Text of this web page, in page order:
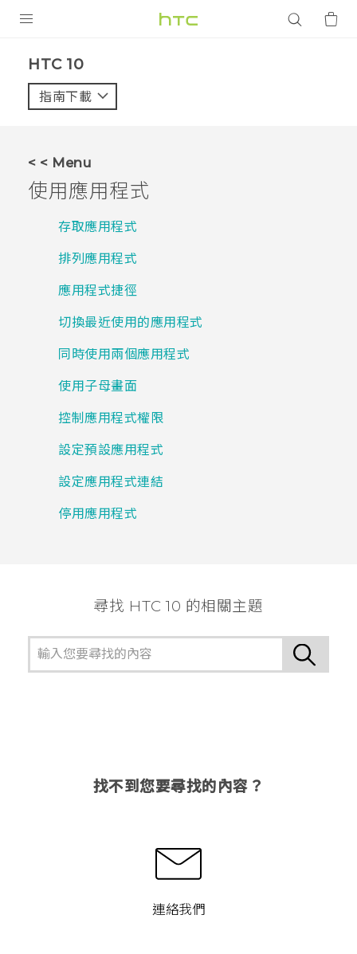
VIVE
應用程式
支援服務
HTC 10‎
指南下載
< < Menu
使用應用程式
存取應用程式
排列應用程式
應用程式捷徑
切換最近使用的應用程式
同時使用兩個應用程式
使用子母畫面
控制應用程式權限
設定預設應用程式
設定應用程式連結
停用應用程式
尋找 HTC 10 的相關主題
找不到您要尋找的內容？
連絡我們